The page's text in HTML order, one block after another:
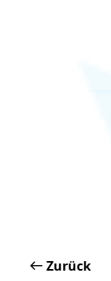
Zurück